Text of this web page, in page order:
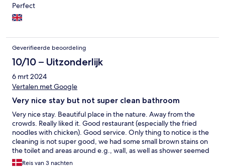
Perfect
Geverifieerde beoordeling
10/10 – Uitzonderlijk
6 mrt 2024
Vertalen met Google
Very nice stay but not super clean bathroom
Very nice stay. Beautiful place in the nature. Away from the
crowds. Really liked it. Good restaurant (especially the fried
noodles with chicken). Good service. Only thing to notice is the
cleaning is not super good, we had some small brown stains on
the toilet and areas around e.g., wall, as well as shower seemed
to have old hairs.
Reis van 3 nachten